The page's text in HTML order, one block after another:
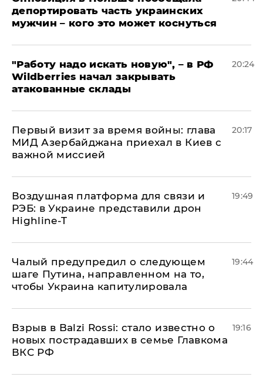
депортировать часть украинских
мужчин – кого это может коснуться
"Работу надо искать новую", – в РФ
Wildberries начал закрывать
атакованные склады
20:24
Первый визит за время войны: глава
МИД Азербайджана приехал в Киев с
важной миссией
20:17
Воздушная платформа для связи и
РЭБ: в Украине представили дрон
Highline-T
19:49
Чалый предупредил о следующем
шаге Путина, направленном на то,
чтобы Украина капитулировала
19:44
Взрыв в Balzi Rossi: стало известно о
новых пострадавших в семье Главкома
ВКС РФ
19:16